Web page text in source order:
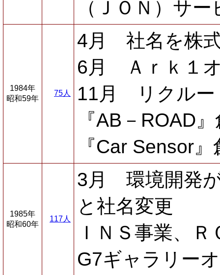
（ＪＯＮ）サ
1984年
昭和59年
75人
4月 社名を株
6月 Ａｒｋ１
11月 リクルー
『AB－ROAD
『Car Sensor』
1985年
昭和60年
117人
3月 環境開発
と社名変更
ＩＮＳ事業、
G7ギャラリー